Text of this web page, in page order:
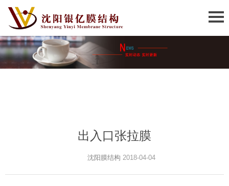
出入口张拉膜
沈阳膜结构 2018-04-04